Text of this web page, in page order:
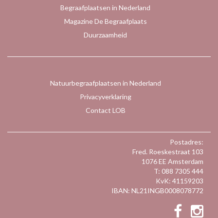
Begraafplaatsen in Nederland
Magazine De Begraafplaats
Duurzaamheid
Natuurbegraafplaatsen in Nederland
Privacyverklaring
Contact LOB
Postadres:
Fred. Roeskestraat 103
1076 EE Amsterdam
T: 088 7305 444
KvK: 41159203
IBAN: NL21INGB0008078772